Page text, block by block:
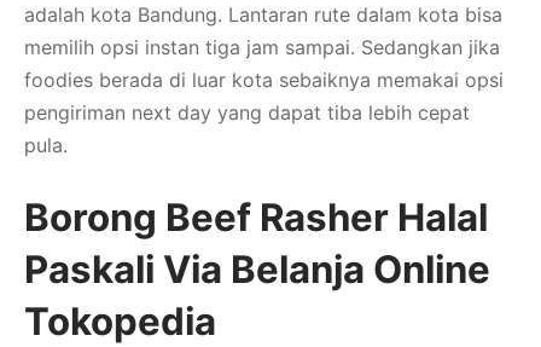
adalah kota Bandung. Lantaran rute dalam kota bisa
memilih opsi instan tiga jam sampai. Sedangkan jika
foodies berada di luar kota sebaiknya memakai opsi
pengiriman next day yang dapat tiba lebih cepat
pula.
Borong Beef Rasher Halal
Paskali Via Belanja Online
Tokopedia